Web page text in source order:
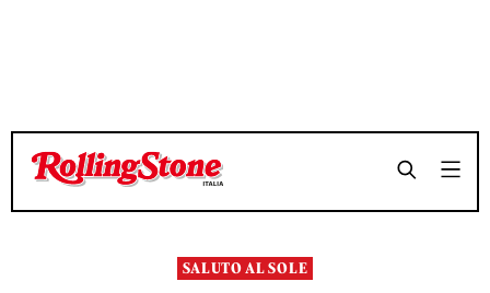
TEMPO DI LETTURA 2 MINUTI SHARE
TEMPO DI LETTURA 2 MINUTI SHARE
SALUTO AL SOLE